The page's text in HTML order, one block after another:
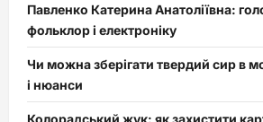
Павленко Катерина Анатоліївна:
фольклор і електроніку
Чи можна зберігати твердий сир в
і нюанси
Колорадський жук: як захистити